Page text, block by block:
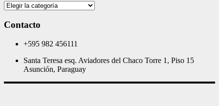
Categorias
Contacto
+595 982 456111
Santa Teresa esq. Aviadores del Chaco Torre 1, Piso 15
Asunción, Paraguay